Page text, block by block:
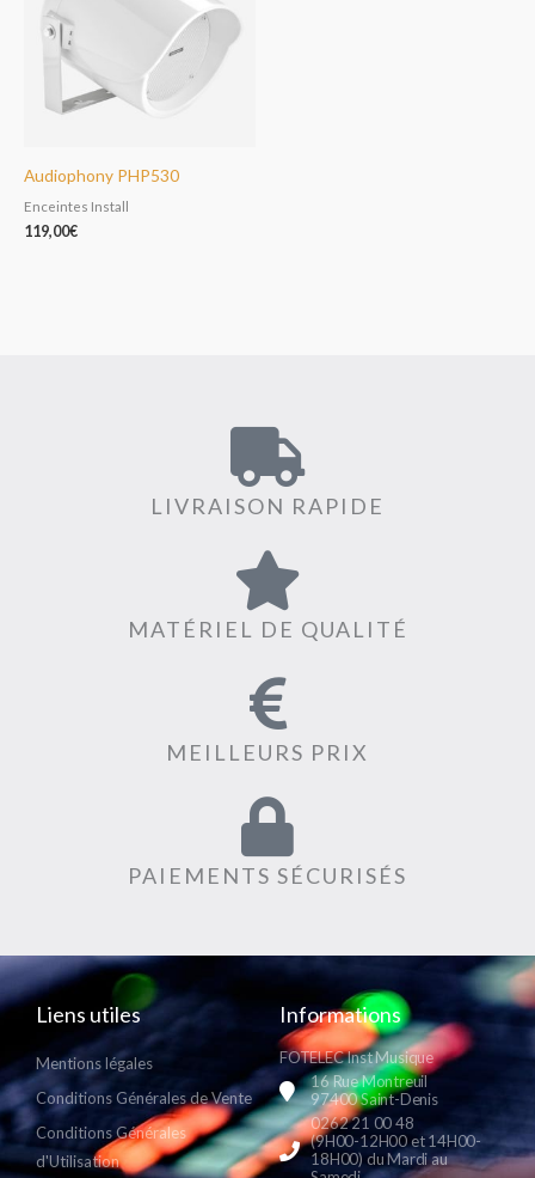
Audiophony PHP530
Enceintes Install
119,00€
LIVRAISON RAPIDE
MATÉRIEL DE QUALITÉ
MEILLEURS PRIX
PAIEMENTS SÉCURISÉS
Liens utiles
Mentions légales
Conditions Générales de Vente
Conditions Générales
d'Utilisation
Informations
FOTELEC Inst Musique
16 Rue Montreuil
97400 Saint-Denis
0262 21 00 48
(9H00-12H00 et 14H00-
18H00) du Mardi au